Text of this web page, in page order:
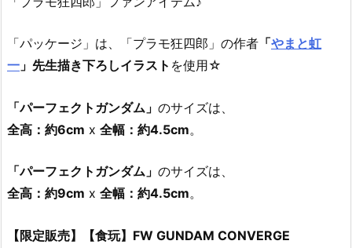
「パッケージ」は、「プラモ狂四郎」の作者 「やまと虹
一 」先生描き下ろしイラスト を使用☆
「パーフェクトガンダム」 のサイズは、
全高：約6cm x 全幅：約4.5cm。
「パーフェクトガンダム」 のサイズは、
全高：約9cm x 全幅：約4.5cm。
【限定販売】【食玩】FW GUNDAM CONVERGE